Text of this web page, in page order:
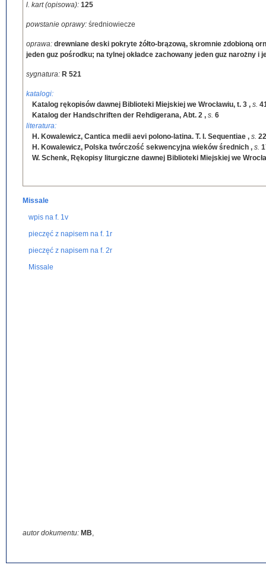
l. kart (opisowa): 125
powstanie oprawy: średniowiecze
oprawa: drewniane deski pokryte żółto-brązową, skromnie zdobioną
jeden guz pośrodku; na tylnej okładce zachowany jeden guz narożny
sygnatura: R 521
katalogi:
Katalog rękopisów dawnej Biblioteki Miejskiej we Wrocławiu, t. 3 , s.
Katalog der Handschriften der Rehdigerana, Abt. 2 , s. 6
literatura:
H. Kowalewicz, Cantica medii aevi polono-latina. T. I. Sequentiae , s.
H. Kowalewicz, Polska twórczość sekwencyjna wieków średnich , s.
W. Schenk, Rękopisy liturgiczne dawnej Biblioteki Miejskiej we
Missale
wpis na f. 1v
pieczęć z napisem na f. 1r
pieczęć z napisem na f. 2r
Missale
autor dokumentu: MB,